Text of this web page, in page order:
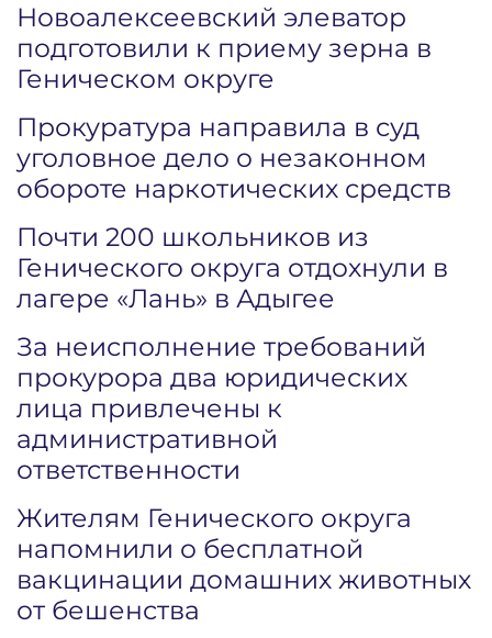
Новоалексеевский элеватор
подготовили к приему зерна в
Геническом округе
Прокуратура направила в суд
уголовное дело о незаконном
обороте наркотических средств
Почти 200 школьников из
Генического округа отдохнули в
лагере «Лань» в Адыгее
За неисполнение требований
прокурора два юридических
лица привлечены к
административной
ответственности
Жителям Генического округа
напомнили о бесплатной
вакцинации домашних животных
от бешенства